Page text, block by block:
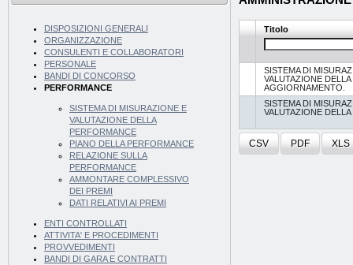
DISPOSIZIONI GENERALI
ORGANIZZAZIONE
CONSULENTI E COLLABORATORI
PERSONALE
BANDI DI CONCORSO
PERFORMANCE
SISTEMA DI MISURAZIONE E
VALUTAZIONE DELLA
PERFORMANCE
PIANO DELLA PERFORMANCE
RELAZIONE SULLA
PERFORMANCE
AMMONTARE COMPLESSIVO
DEI PREMI
DATI RELATIVI AI PREMI
ENTI CONTROLLATI
ATTIVITA' E PROCEDIMENTI
PROVVEDIMENTI
BANDI DI GARA E CONTRATTI
Titolo
SISTEMA DI
VALUTAZIONE
AGGIORNAMENTO.
SISTEMA DI
VALUTAZIONE
CSV PDF XLS